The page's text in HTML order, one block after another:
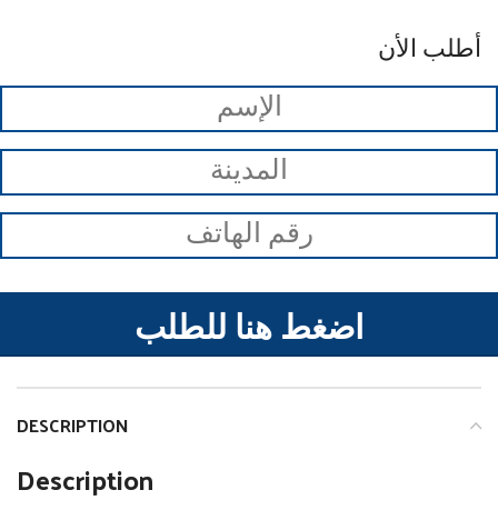
أطلب الأن
اضغط هنا للطلب
DESCRIPTION
Description